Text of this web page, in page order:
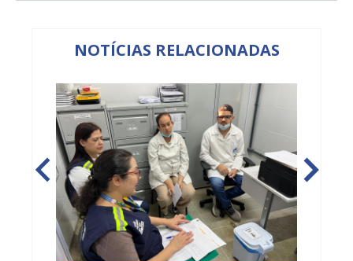
NOTÍCIAS RELACIONADAS